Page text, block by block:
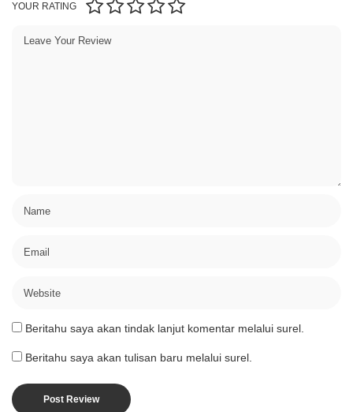
YOUR RATING
Beritahu saya akan tindak lanjut komentar melalui surel.
Beritahu saya akan tulisan baru melalui surel.